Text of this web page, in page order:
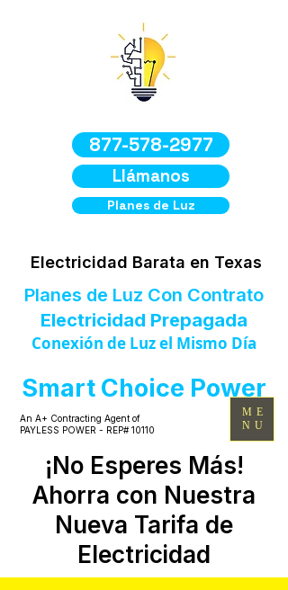
877-578-2977
Smart Choice Power
¡No Esperes Más!
Ahorra con Nuestra
Nueva Tarifa de
Electricidad
Electricidad Barata en Texas
An A+ Contracting Agent of
PAYLESS POWER - REP# 10110
Llámanos
Planes de Luz
Planes de Luz Con Contrato
Electricidad Prepagada
Conexión de Luz el Mismo Día
ME
NU